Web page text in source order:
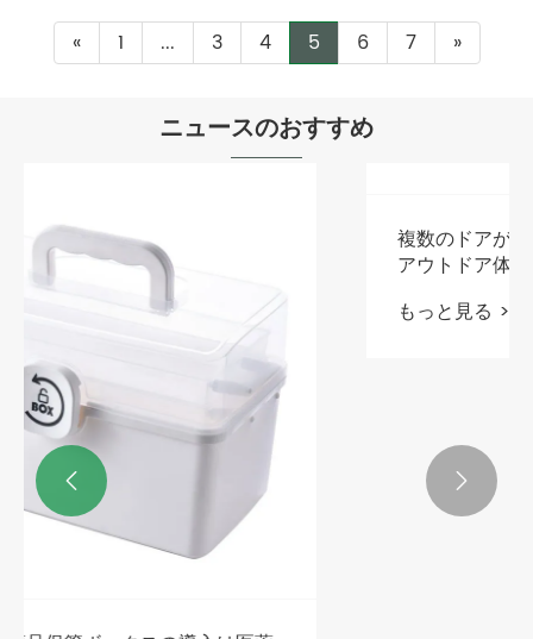
« 1 ... 3 4 5 6 7 »
ニュースのおすすめ
複数のドアが付いたキャンプボックスは、
アウトドア体験をどのように強化できるの
もっと見る >>
 